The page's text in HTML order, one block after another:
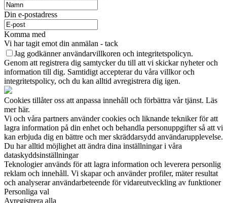
Din e-postadress
Komma med
Vi har tagit emot din anmälan - tack
Jag godkänner användarvillkoren och integritetspolicyn.
Genom att registrera dig samtycker du till att vi skickar nyheter och
information till dig. Samtidigt accepterar du våra villkor och
integritetspolicy, och du kan alltid avregistrera dig igen.
Cookies tillåter oss att anpassa innehåll och förbättra vår tjänst. Läs
mer här.
Vi och våra partners använder cookies och liknande tekniker för att
lagra information på din enhet och behandla personuppgifter så att vi
kan erbjuda dig en bättre och mer skräddarsydd användarupplevelse.
Du har alltid möjlighet att ändra dina inställningar i våra
dataskyddsinställningar
Teknologier används för att lagra information och leverera personlig
reklam och innehåll. Vi skapar och använder profiler, mäter resultat
och analyserar användarbeteende för vidareutveckling av funktioner
Personliga val
Avregistrera alla